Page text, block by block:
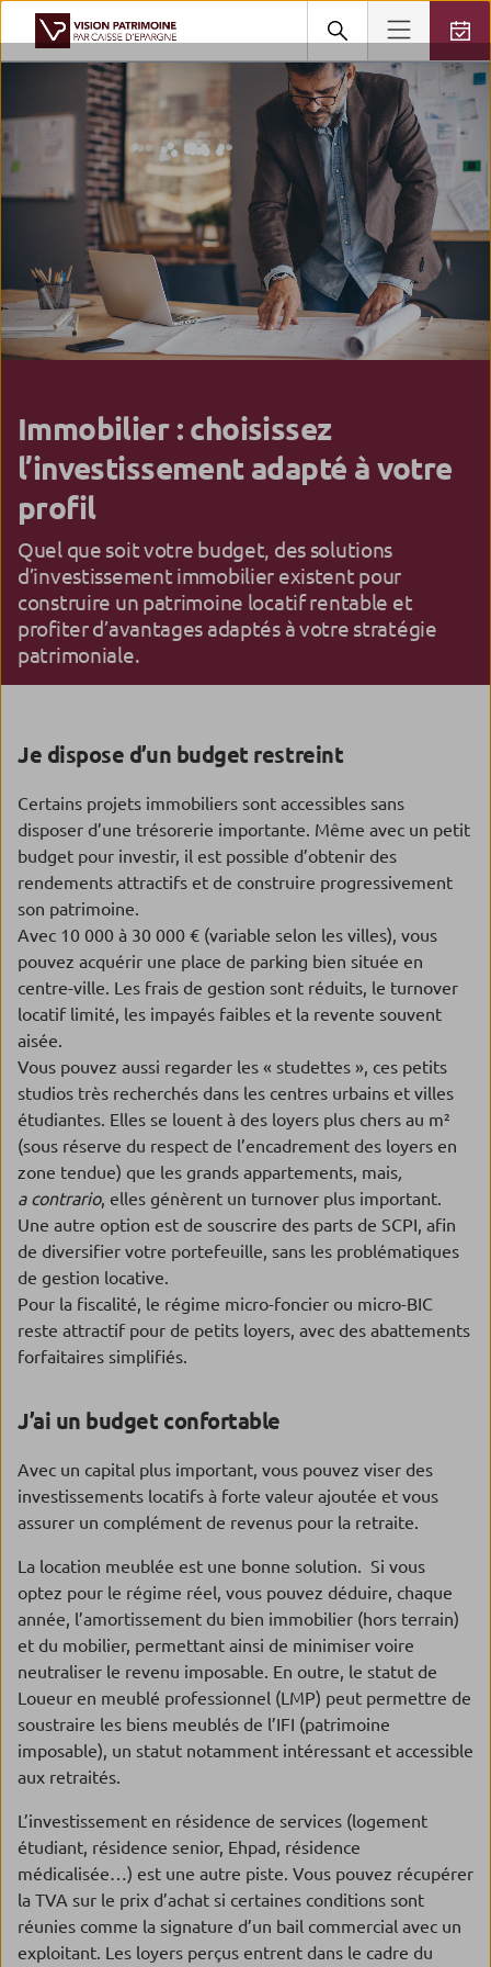
Immobilier : choisissez
l’investissement adapté à votre
profil
Quel que soit votre budget, des solutions
d’investissement immobilier existent pour
construire un patrimoine locatif rentable et
profiter d’avantages adaptés à votre stratégie
patrimoniale.
Je dispose d’un budget restreint
Certains projets immobiliers sont accessibles sans
disposer d’une trésorerie importante. Même avec un petit
budget pour investir, il est possible d’obtenir des
rendements attractifs et de construire progressivement
son patrimoine.
Avec 10 000 à 30 000 € (variable selon les villes), vous
pouvez acquérir une place de parking bien située en
centre-ville. Les frais de gestion sont réduits, le turnover
locatif limité, les impayés faibles et la revente souvent
aisée.
Vous pouvez aussi regarder les « studettes », ces petits
studios très recherchés dans les centres urbains et villes
étudiantes. Elles se louent à des loyers plus chers au m²
(sous réserve du respect de l’encadrement des loyers en
zone tendue) que les grands appartements, mais,
a contrario, elles génèrent un turnover plus important.
Une autre option est de souscrire des parts de SCPI, afin
de diversifier votre portefeuille, sans les problématiques
de gestion locative.
Pour la fiscalité, le régime micro-foncier ou micro-BIC
reste attractif pour de petits loyers, avec des abattements
forfaitaires simplifiés.
J’ai un budget confortable
Avec un capital plus important, vous pouvez viser des
investissements locatifs à forte valeur ajoutée et vous
assurer un complément de revenus pour la retraite.
La location meublée est une bonne solution. Si vous
optez pour le régime réel, vous pouvez déduire, chaque
année, l’amortissement du bien immobilier (hors terrain)
et du mobilier, permettant ainsi de minimiser voire
neutraliser le revenu imposable. En outre, le statut de
Loueur en meublé professionnel (LMP) peut permettre de
soustraire les biens meublés de l’IFI (patrimoine
imposable), un statut notamment intéressant et accessible
aux retraités.
L’investissement en résidence de services (logement
étudiant, résidence senior, Ehpad, résidence
médicalisée…) est une autre piste. Vous pouvez récupérer
la TVA sur le prix d’achat si certaines conditions sont
réunies comme la signature d’un bail commercial avec un
exploitant. Les loyers perçus entrent dans le cadre du